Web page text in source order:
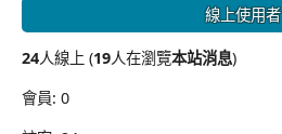
線上使用者
24人線上 (19人在瀏覽本站消息)
會員: 0